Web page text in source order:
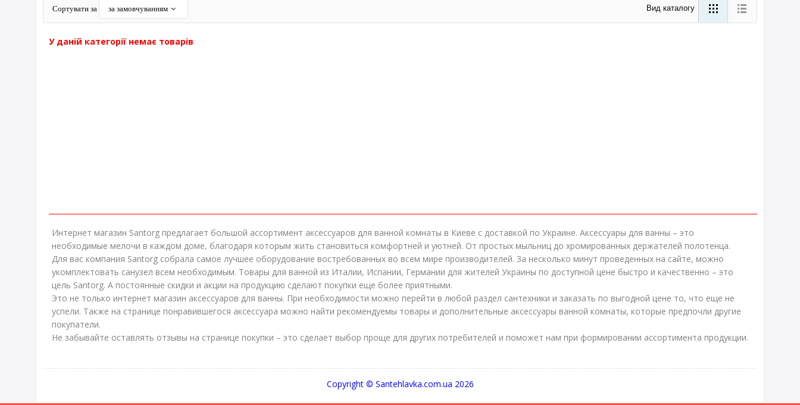
Сортувати за за замовчуванням Вид каталогу
У даній категорії немає товарів
Интернет магазин Santorg предлагает большой ассортимент аксессуаров для ванной комнаты в Киеве с доставкой по Украине. Аксессуары для ванны – это
необходимые мелочи в каждом доме, благодаря которым жить становиться комфортней и уютней. От простых мыльниц до хромированных держателей полотенца.
Для вас компания Santorg собрала самое лучшее оборудование востребованных во всем мире производителей. За несколько минут проведенных на сайте, можно
укомплектовать санузел всем необходимым. Товары для ванной из Италии, Испании, Германии для жителей Украины по доступной цене быстро и качественно – это
цель Santorg. А постоянные скидки и акции на продукцию сделают покупки еще более приятными.
Это не только интернет магазин аксессуаров для ванны. При необходимости можно перейти в любой раздел сантехники и заказать по выгодной цене то, что еще не
успели. Также на странице понравившегося аксессуара можно найти рекомендуемы товары и дополнительные аксессуары ванной комнаты, которые предпочли другие
покупатели.
Не забывайте оставлять отзывы на странице покупки – это сделает выбор проще для других потребителей и поможет нам при формировании ассортимента продукции.
Copyright © Santehlavka.com.ua 2026